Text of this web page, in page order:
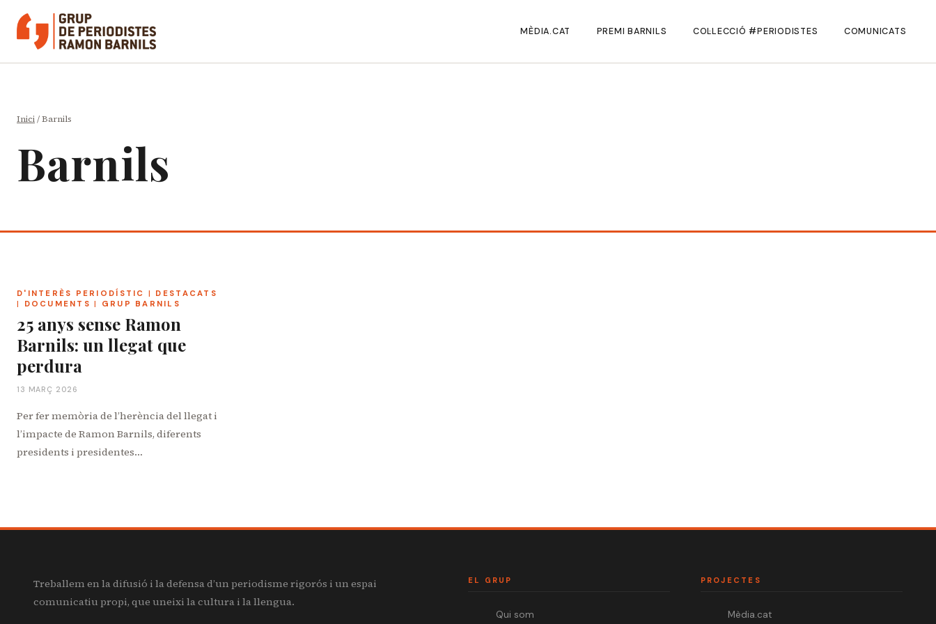
contingut
MÈDIA.CAT PREMI BARNILS COL·LECCIÓ #PERIODISTES COMUNICATS
Inici/Barnils
Barnils
D'INTERÈS PERIODÍSTIC | DESTACATS
| DOCUMENTS | GRUP BARNILS
25 anys sense Ramon
Barnils: un llegat que
perdura
13 MARÇ 2026
Per fer memòria de l’herència del llegat i
l’impacte de Ramon Barnils, diferents
presidents i presidentes…
Treballem en la difusió i la defensa d’un periodisme rigorós i un espai
comunicatiu propi, que uneixi la cultura i la llengua.
EL GRUP
Qui som
PROJECTES
Mèdia.cat